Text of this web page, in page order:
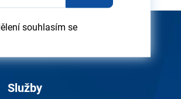
souhlasím se
Služby